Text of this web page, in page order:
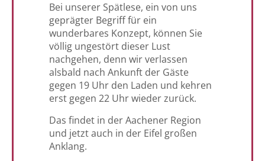
Bei unserer Spätlese, ein von uns
geprägter Begriff für ein
wunderbares Konzept, können Sie
völlig ungestört dieser Lust
nachgehen, denn wir verlassen
alsbald nach Ankunft der Gäste
gegen 19 Uhr den Laden und kehren
erst gegen 22 Uhr wieder zurück.
Das findet in der Aachener Region
und jetzt auch in der Eifel großen
Anklang.